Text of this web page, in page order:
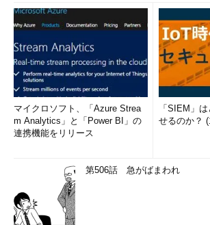
マイクロソフト、「Azure Strea
m Analytics」と「Power BI」の
連携機能をリリース
「SIEM」
せるのか？
第506話 急がばまわれ